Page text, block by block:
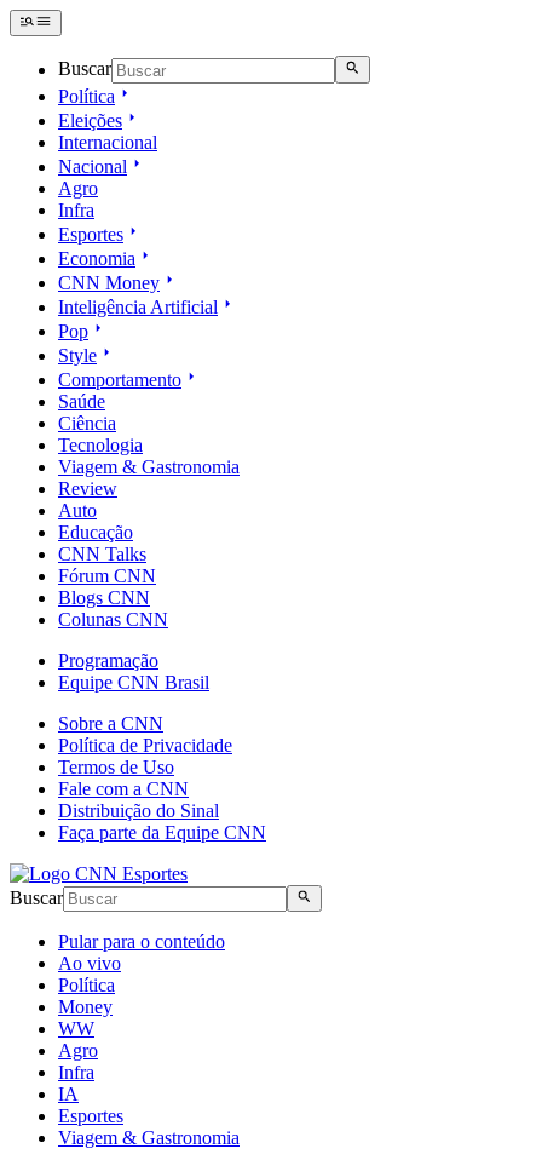
Buscar
Política
Eleições
Internacional
Nacional
Agro
Infra
Esportes
Economia
CNN Money
Inteligência Artificial
Pop
Style
Comportamento
Saúde
Ciência
Tecnologia
Viagem & Gastronomia
Review
Auto
Educação
CNN Talks
Fórum CNN
Blogs CNN
Colunas CNN
Programação
Equipe CNN Brasil
Sobre a CNN
Política de Privacidade
Termos de Uso
Fale com a CNN
Distribuição do Sinal
Faça parte da Equipe CNN
Buscar
Pular para o conteúdo
Ao vivo
Política
Money
WW
Agro
Infra
IA
Esportes
Viagem & Gastronomia